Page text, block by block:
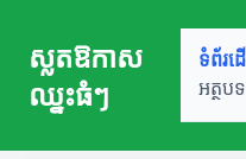
ស្លតឱកាស
ឈ្នះធំៗ
ទំព័រដ
អត្ថប